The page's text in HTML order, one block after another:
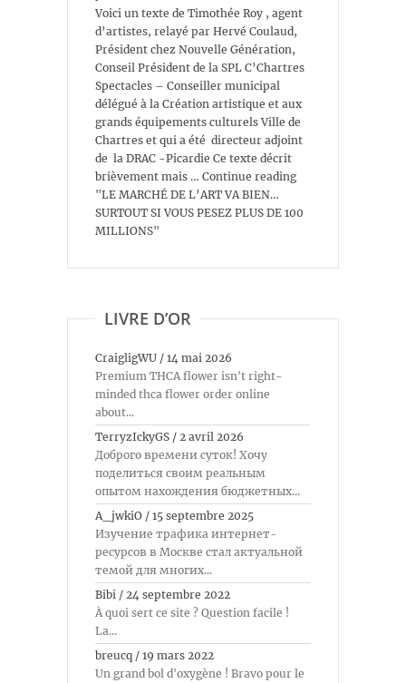
Voici un texte de Timothée Roy , agent
d’artistes, relayé par Hervé Coulaud,
Président chez Nouvelle Génération,
Conseil Président de la SPL C’Chartres
Spectacles – Conseiller municipal
délégué à la Création artistique et aux
grands équipements culturels Ville de
Chartres et qui a été directeur adjoint
de la DRAC -Picardie Ce texte décrit
brièvement mais … Continue reading
"LE MARCHÉ DE L’ART VA BIEN…
SURTOUT SI VOUS PESEZ PLUS DE 100
MILLIONS"
LIVRE D’OR
CraigligWU / 14 mai 2026
Premium THCA flower isn't right-
minded thca flower order online
about...
TerryzIckyGS / 2 avril 2026
Доброго времени суток! Хочу
поделиться своим реальным
опытом нахождения бюджетных...
A_jwkiO / 15 septembre 2025
Изучение трафика интернет-
ресурсов в Москве стал актуальной
темой для многих...
Bibi / 24 septembre 2022
À quoi sert ce site ? Question facile !
La...
breucq / 19 mars 2022
Un grand bol d'oxygène ! Bravo pour le